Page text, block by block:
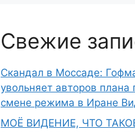
Свежие
Скандал в Моссаде:
увольняет авторов плана
смене режима в Иране
МОЁ ВИДЕНИЕ, ЧТО